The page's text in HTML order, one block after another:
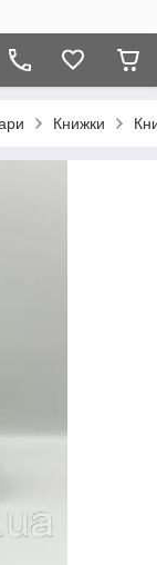
Книжки